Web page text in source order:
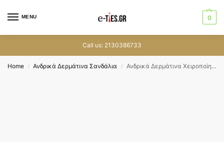
MENU 0
Call us: 2130386733
Home / Ανδρικά Δερμάτινα Σανδάλια / Ανδρικά Δερμάτινα Χειροποίητα Σανδάλια Gkavogiannis_Sandals 211 Tan